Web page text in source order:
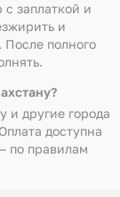
заплаткой и
и
После полного
и другие города
доступна
по правилам